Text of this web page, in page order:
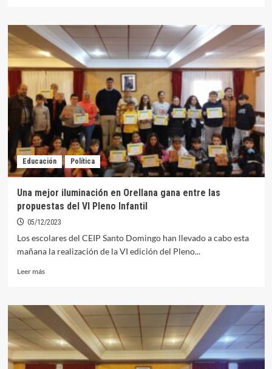
El
Ayuntamiento
acoge
este
jueves
tradicional
pleno
infantil
Educación Política
Una mejor iluminación en Orellana gana entre las
propuestas del VI Pleno Infantil
05/12/2023
Los escolares del CEIP Santo Domingo han llevado a cabo esta
mañana la realización de la VI edición del Pleno...
Leer másLeer
Una
mejor
iluminación
en
Orellana
gana